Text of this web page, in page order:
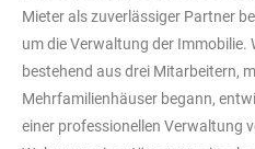
Mieter als zuverlässiger Partner
um die Verwaltung der Immobilie.
bestehend aus drei Mitarbeitern,
Mehrfamilienhäuser begann,
einer professionellen Verwaltung